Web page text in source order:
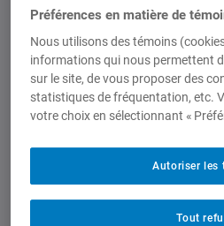
pays pour contrôler le
concurrence et
Toutefois, tandis que
multinationales ont
leurs activités à
gouvernance n’a pas
aujourd’hui, la
stato-centrée » est
autorités nationales de
Préférences en matière de
Nous utilisons des témoins
informations qui nous permettent
sur le site, de vous proposer des
statistiques de fréquentation, etc.
votre choix en sélectionnant «
Tout
Autoriser les